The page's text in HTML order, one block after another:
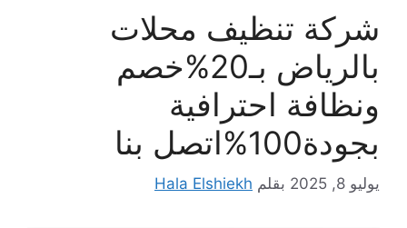
شركة تنظيف محلات
بالرياض بـ20%خصم
ونظافة احترافية
بجودة100%اتصل بنا
يوليو 8, 2025 بقلم Hala Elshiekh